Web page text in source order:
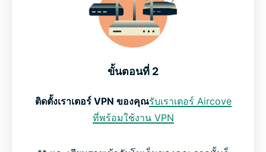
ขั้นตอนที่ 2
ติดตั้งเราเตอร์ VPN ของคุณรับเราเตอร์ Aircove
ที่พร้อมใช้งาน VPN